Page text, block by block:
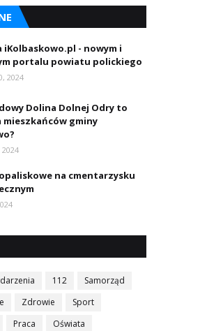
iKolbaskowo.pl - nowym i
portalu powiatu polickiego
2024
Dolina Dolnej Odry to
mieszkańców gminy
na cmentarzysku
112
Samorząd
Zdrowie
Sport
Praca
Oświata